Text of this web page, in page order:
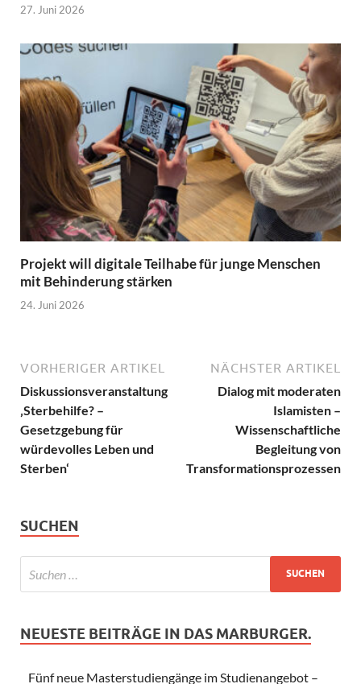
27. Juni 2026
Projekt will digitale Teilhabe für junge Menschen
mit Behinderung stärken
24. Juni 2026
VORHERIGER ARTIKEL
Diskussionsveranstaltung
‚Sterbehilfe? –
Gesetzgebung für
würdevolles Leben und
Sterben‘
NÄCHSTER ARTIKEL
Dialog mit moderaten
Islamisten –
Wissenschaftliche
Begleitung von
Transformationsprozessen
SUCHEN
NEUESTE BEITRÄGE IN DAS MARBURGER.
Fünf neue Masterstudiengänge im Studienangebot –